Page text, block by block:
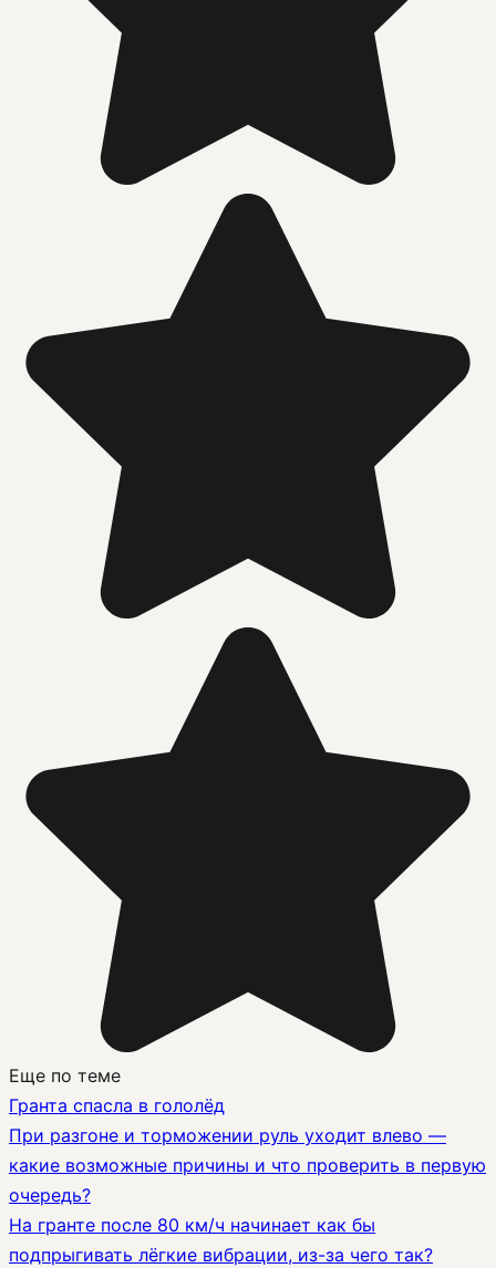
Еще по теме
Гранта спасла в гололёд
При разгоне и торможении руль уходит влево —
какие возможные причины и что проверить в первую
очередь?
На гранте после 80 км/ч начинает как бы
подпрыгивать лёгкие вибрации, из-за чего так?